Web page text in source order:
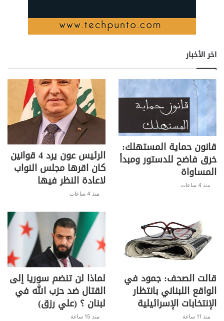
اخر الأخبار
قانون حماية المستهلك:
خرق فاضح للدستور ومبدأ
المساواة
منذ 4 ساعات
الرئيس عون يرد 4 قوانين
كان اقرها مجلس النواب
لاعادة النظر فيها
منذ 4 ساعات
قالت الصحف: جمود في
الواقع اللبناني بانتظار
الإنتخابات الإسرائيلية
منذ 11 ساعة
لماذا لن تنضم سوريا إلى
القتال ضد حزب الله في
لبنان ؟ (علي رزق)
منذ 15 ساعة